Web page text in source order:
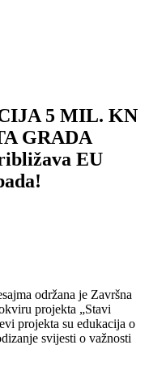
5 MIL. KN
GRADA
EU
održana je Završna
projekta „Stavi
projekta su edukacija o
svijesti o važnosti